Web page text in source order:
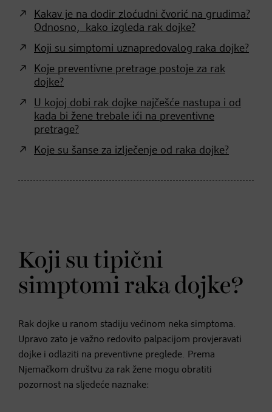
Kakav je na dodir zloćudni čvorić na grudima?
Odnosno, kako izgleda rak dojke?
Koji su simptomi uznapredovalog raka dojke?
Koje preventivne pretrage postoje za rak
dojke?
U kojoj dobi rak dojke najčešće nastupa i od
kada bi žene trebale ići na preventivne
pretrage?
Koje su šanse za izlječenje od raka dojke?
Koji su tipični
simptomi raka dojke?
Rak dojke u ranom stadiju većinom neka simptoma.
Upravo zato je važno redovito palpacijom provjeravati
dojke i odlaziti na preventivne preglede. Prema
Njemačkom društvu za rak žene mogu obratiti
pozornost na sljedeće naznake: